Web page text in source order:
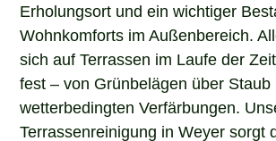
Erholungsort und ein wichtiger
Wohnkomforts im Außenbereich.
sich auf Terrassen im Laufe der
fest – von Grünbelägen über Staub
wetterbedingten Verfärbungen.
Terrassenreinigung in Weyer sorgt